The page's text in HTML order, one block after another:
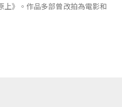
上》。作品多部曾改拍為電影和